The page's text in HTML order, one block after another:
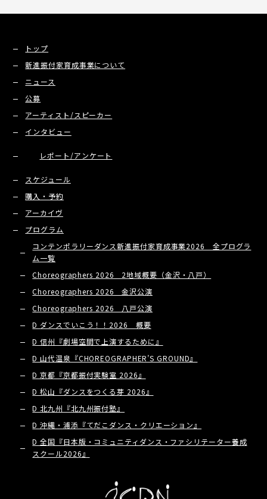
トップ
新進振付家育成事業について
ニュース
公募
アーティスト/スピーカー
インタビュー
レポート/アンケート
スケジュール
購入・予約
アーカイヴ
プログラム
コンテンポラリーダンス新進振付家育成事業2026 全プログラ
ム一覧
Choreographers 2026 2地域概要（金沢・八戸）
Choreographers 2026 金沢公演
Choreographers 2026 八戸公演
D ダンスでいこう！！2026 概要
D 信州『劇場空間で上演するために』
D 山代温泉『CHOREOGRAPHER’S GROUND』
D 京都『京都振付実験室 2026』
D 松山『ダンスをつくる芽 2026』
D 北九州『北九州振付塾』
D 沖縄・浦添『てだこダンス・クリエーション』
D 全国『日本版・コミュニティダンス・ファシリテーター養成
スクール2026』